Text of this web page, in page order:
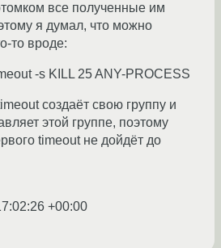
все полученные им
я думал, что можно
то вроде:
-s KILL 25 ANY-PROCESS
создаёт свою группу и
этой группе, поэтому
timeout не дойдёт до
+00:00